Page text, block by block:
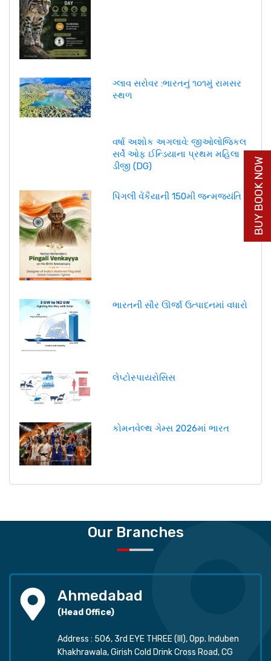
ગ્લાવ સરોવર :ભારતનું ૧૦૧મું રામસર
સ્થળ
વર્ષા અશોક અગલાવે: જીઓલોજિકલ
સર્વે ઓફ ઈન્ડિયાના પ્રથમ મહિલા
ડીજી (DG)
પિંગલી વેંકૈયાની 150મી જન્મજયંતિ
ભારતની સૌર ઊર્જા ઉત્પાદનમાં વધારો
લેપ્ટોસ્પાયરોસિસ
કોમનવેલ્થ ગેમ્સ 2026માં ભારત
Our Branches
Ahmedabad
(Head Office)
Address : 506, 3rd EYE THREE (III), Opp. Induben
Khakhrawala, Girish Cold Drink Cross Road, CG
BUY BOOK NOW